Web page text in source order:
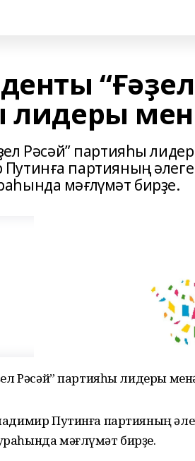
лидеры
Рәсәй” партияһы
партияның
мәғлүмәт бирҙе.
Рәсәй” партияһы лидеры
Путинға партияның
мәғлүмәт бирҙе.